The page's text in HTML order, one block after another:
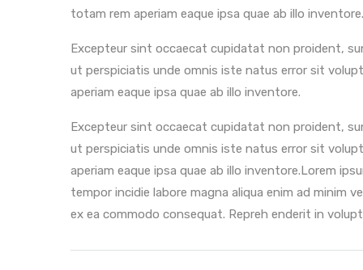
totam rem aperiam eaque ipsa quae ab illo inventore.
Excepteur sint occaecat cupidatat non proident,
ut perspiciatis unde omnis iste natus error sit
aperiam eaque ipsa quae ab illo inventore.
Excepteur sint occaecat cupidatat non proident,
ut perspiciatis unde omnis iste natus error sit
aperiam eaque ipsa quae ab illo inventore.Lorem
tempor incidie labore magna aliqua enim ad minim
ex ea commodo consequat. Repreh enderit in